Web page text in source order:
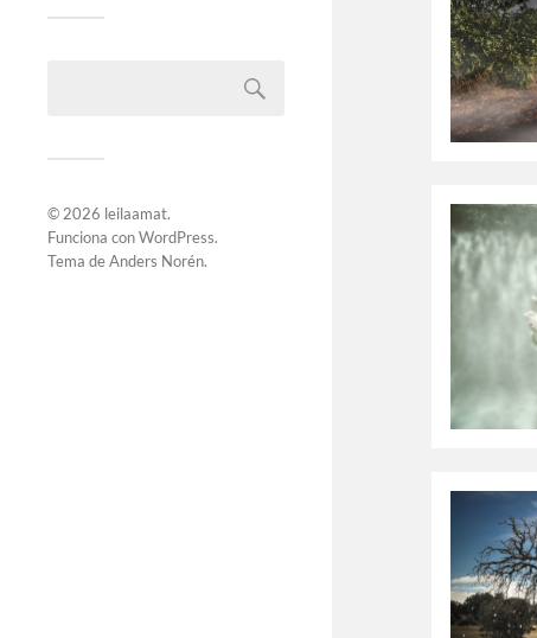
© 2026 leilaamat.
Funciona conWordPress.
Tema deAnders Norén.